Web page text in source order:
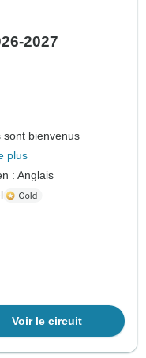
2027
sont bienvenus
plus
: Anglais
Voir le circuit